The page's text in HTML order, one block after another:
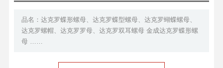
品名：达克罗蝶形螺母、达克罗蝶型螺母、达克罗蝴蝶螺母、
达克罗螺帽、达克罗罗母、达克罗双耳螺母 金成达克罗蝶形螺
母 ……